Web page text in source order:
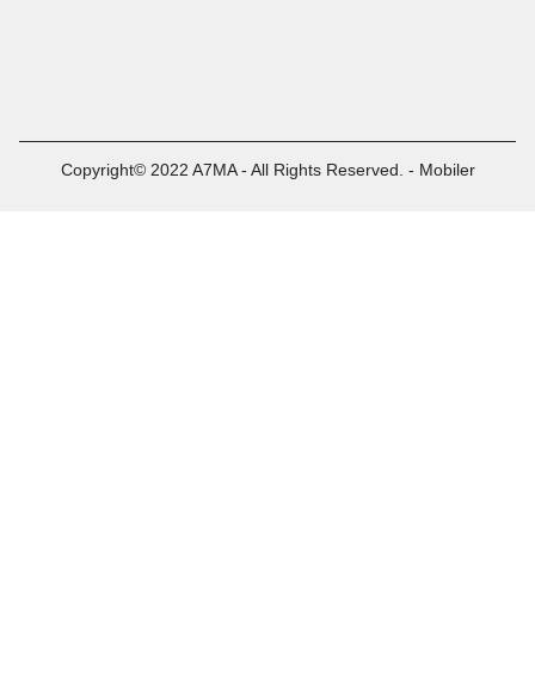
Copyright© 2022 A7MA - All Rights Reserved. - Mobiler